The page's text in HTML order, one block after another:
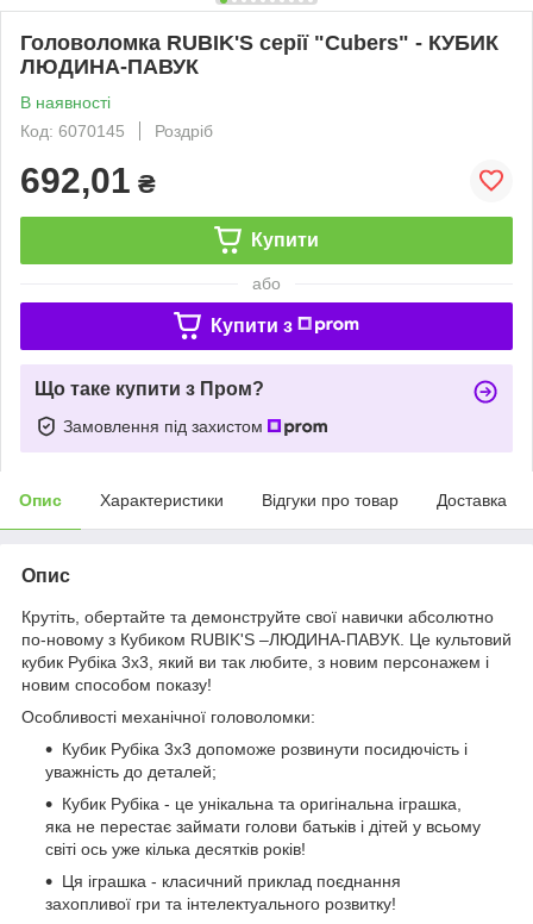
Головоломка RUBIK'S серії "Cubers" - КУБИК
ЛЮДИНА-ПАВУК
В наявності
Код: 6070145
Роздріб
692,01 ₴
Купити
або
Купити з
Що таке купити з Пром?
Замовлення під захистом
Опис Характеристики Відгуки про товар Доставка
Опис
Крутіть, обертайте та демонструйте свої навички абсолютно
по-новому з Кубиком RUBIK'S –ЛЮДИНА-ПАВУК. Це культовий
кубик Рубіка 3х3, який ви так любите, з новим персонажем і
новим способом показу!
Особливості механічної головоломки:
Кубик Рубіка 3х3 допоможе розвинути посидючість і
уважність до деталей;
Кубик Рубіка - це унікальна та оригінальна іграшка,
яка не перестає займати голови батьків і дітей у всьому
світі ось уже кілька десятків років!
Ця іграшка - класичний приклад поєднання
захопливої гри та інтелектуального розвитку!